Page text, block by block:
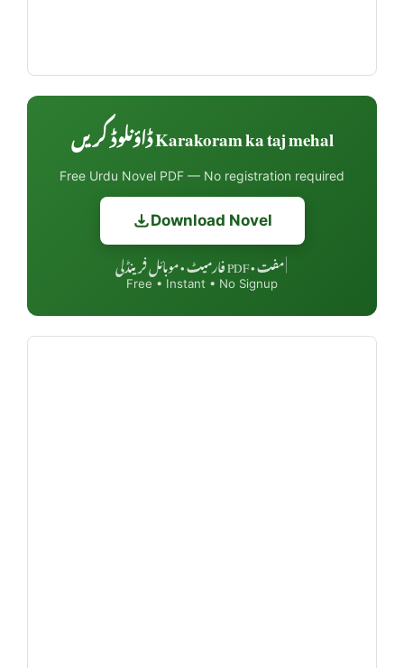
Karakoram ka taj mehal ڈاؤنلوڈ کریں
Free Urdu Novel PDF — No registration required
Download Novel
مفت • PDF فارمیٹ • موبائل فرینڈلی
Free • Instant • No Signup